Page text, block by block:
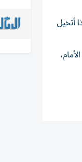
أتخيل